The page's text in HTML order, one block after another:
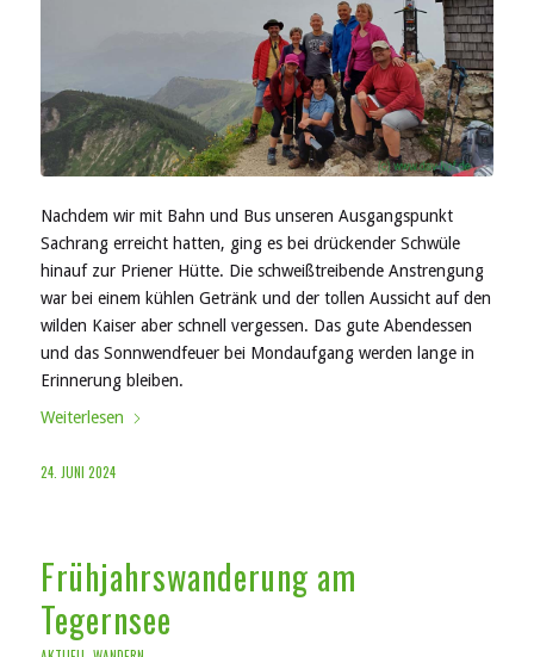
Nachdem wir mit Bahn und Bus unseren Ausgangspunkt
Sachrang erreicht hatten, ging es bei drückender Schwüle
hinauf zur Priener Hütte. Die schweißtreibende Anstrengung
war bei einem kühlen Getränk und der tollen Aussicht auf den
wilden Kaiser aber schnell vergessen. Das gute Abendessen
und das Sonnwendfeuer bei Mondaufgang werden lange in
Erinnerung bleiben.
Weiterlesen
24. JUNI 2024
Frühjahrswanderung am
Tegernsee